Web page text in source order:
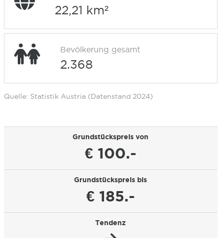
22,21 km²
Bevölkerung gesamt
2.368
Quelle: Statistik Austria (Datenstand 2024)
Grundstückspreis von
€ 100.-
Grundstückspreis bis
€ 185.-
Tendenz